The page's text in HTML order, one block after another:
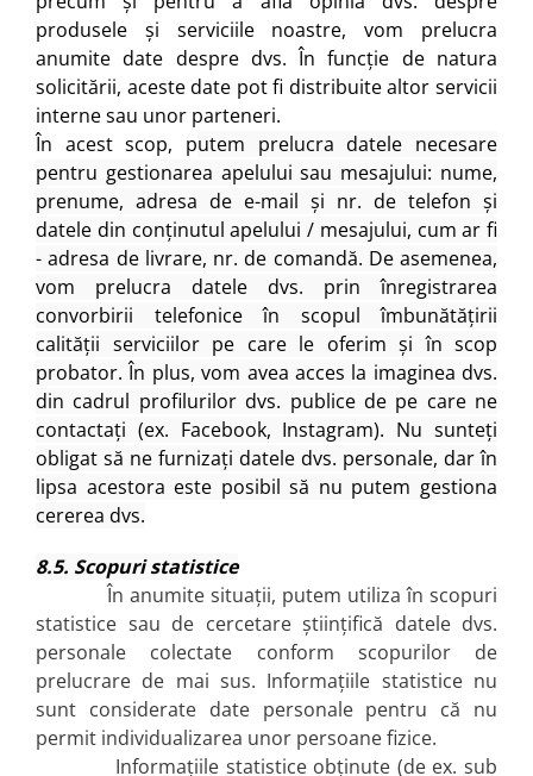
produsele și serviciile noastre, vom prelucra
anumite date despre dvs. În funcție de natura
solicitării, aceste date pot fi distribuite altor servicii
interne sau unor parteneri.
În acest scop, putem prelucra datele necesare
pentru gestionarea apelului sau mesajului: nume,
prenume, adresa de e-mail și nr. de telefon și
datele din conținutul apelului / mesajului, cum ar fi
- adresa de livrare, nr. de comandă. De asemenea,
vom prelucra datele dvs. prin înregistrarea
convorbirii telefonice în scopul îmbunătățirii
calității serviciilor pe care le oferim și în scop
probator. În plus, vom avea acces la imaginea dvs.
din cadrul profilurilor dvs. publice de pe care ne
contactați (ex. Facebook, Instagram). Nu sunteți
obligat să ne furnizați datele dvs. personale, dar în
lipsa acestora este posibil să nu putem gestiona
cererea dvs.
8.5. Scopuri statistice
În anumite situații, putem utiliza în scopuri
statistice sau de cercetare științifică datele dvs.
personale colectate conform scopurilor de
prelucrare de mai sus. Informațiile statistice nu
sunt considerate date personale pentru că nu
permit individualizarea unor persoane fizice.
Informațiile statistice obținute (de ex. sub